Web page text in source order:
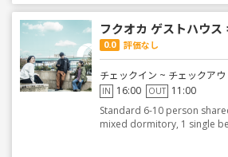
フクオカ ゲストハウス
0.0 評価なし
チェックイン ~ チェックアウ
IN 16:00 OUT 11:00
Standard 6-10 person
mixed dormitory, 1 single